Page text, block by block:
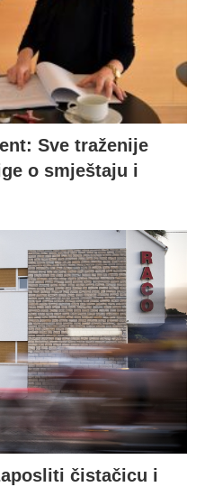
Sve traženije
o smještaju i
čistačicu i